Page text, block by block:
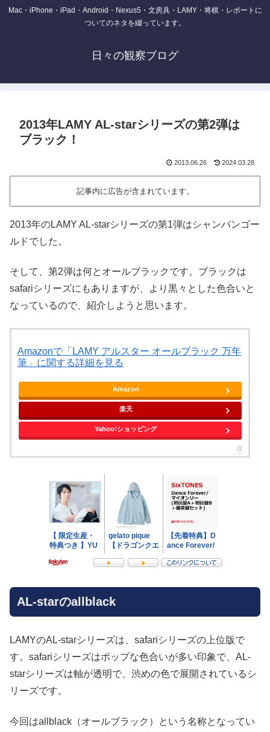
Mac・iPhone・iPad・Android・Nexus5・文房具・LAMY・将棋・レポートに
ついてのネタを綴っています。
日々の観察ブログ
2013年LAMY AL-starシリーズの第2弾は
ブラック！
2013.06.26 2024.03.28
記事内に広告が含まれています。
2013年のLAMY AL-starシリーズの第1弾はシャンパンゴー
ルドでした。
そして、第2弾は何とオールブラックです。ブラックは
safariシリーズにもありますが、より黒々とした色合いと
なっているので、紹介しようと思います。
Amazonで「LAMY アルスター オールブラック 万年
筆」に関する詳細を見る
Amazon
楽天
Yahoo!ショッピング
AL-starのallblack
LAMYのAL-starシリーズは、safariシリーズの上位版で
す。safariシリーズはポップな色合いが多い印象で、AL-
starシリーズは軸が透明で、渋めの色で展開されているシ
リーズです。
今回はallblack（オールブラック）という名称となってい